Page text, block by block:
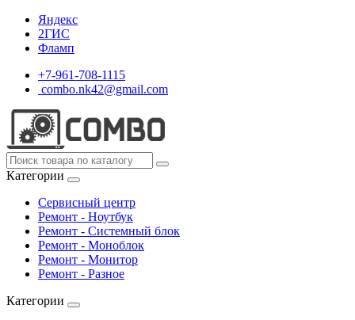
Яндекс
2ГИС
Фламп
+7-961-708-1115
combo.nk42@gmail.com
Категории
Сервисный центр
Ремонт - Ноутбук
Ремонт - Системный блок
Ремонт - Моноблок
Ремонт - Монитор
Ремонт - Разное
Категории